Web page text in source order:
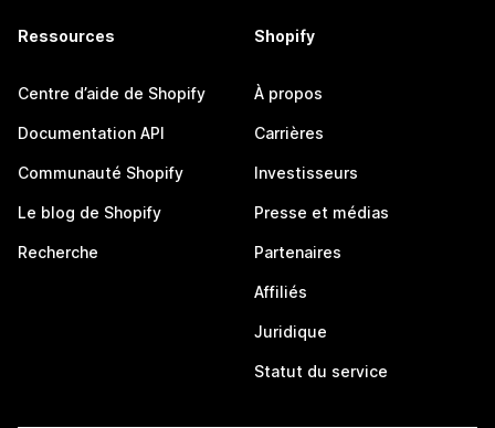
Ressources
Centre d’aide de Shopify
Documentation API
Communauté Shopify
Le blog de Shopify
Recherche
Shopify
À propos
Carrières
Investisseurs
Presse et médias
Partenaires
Affiliés
Juridique
Statut du service